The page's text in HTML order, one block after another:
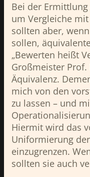
Bei der
um Vergleiche
sollten aber,
sollen,
„Bewerten heißt
Großmeister
Äquivalenz.
mich von den
zu lassen – und
Hiermit wird das
Uniformierung
einzugrenzen.
sollten sie auch